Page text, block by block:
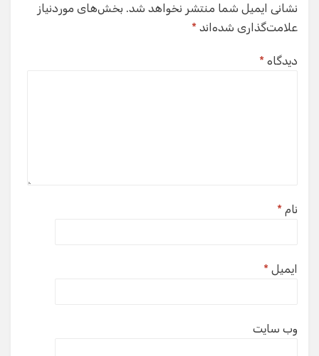
نشانی ایمیل شما منتشر نخواهد شد. بخش‌های موردنیاز
علامت‌گذاری شده‌اند *
دیدگاه *
نام *
ایمیل *
وب‌ سایت